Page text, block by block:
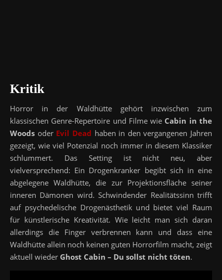
Kritik
Horror in der Waldhütte gehört inzwischen zum
klassischen Genre-Repertoire und Filme wie Cabin in the
Woods oder Evil Dead haben in den vergangenen Jahren
gezeigt, wie viel Potenzial noch immer in diesem Klassiker
schlummert. Das Setting ist nicht neu, aber
vielversprechend: Ein Drogenkranker begibt sich in eine
abgelegene Waldhütte, die zur Projektionsfläche seiner
inneren Dämonen wird. Schwindender Realitätssinn trifft
auf psychedelische Drogenästhetik und bietet viel Raum
für künstlerische Kreativität. Wie leicht man sich daran
allerdings die Finger verbrennen kann und dass eine
Waldhütte allein noch keinen guten Horrorfilm macht, zeigt
aktuell wieder Ghost Cabin – Du sollst nicht töten.